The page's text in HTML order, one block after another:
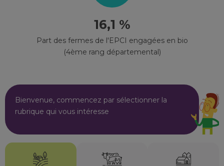
16,1 %
Part des fermes de l'EPCI engagées en bio
(4ème rang départemental)
Bienvenue, commencez par sélectionner la
rubrique qui vous intéresse